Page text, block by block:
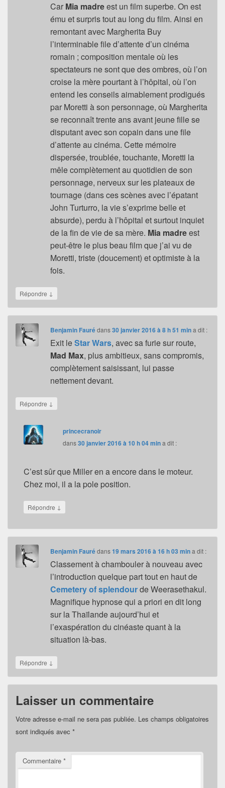
Car Mia madreest un film superbe. On est
ému et surpris tout au long du film. Ainsi en
remontant avec Margherita Buy
l’interminable file d’attente d’un cinéma
romain ; composition mentale où les
spectateurs ne sont que des ombres, où l’on
croise la mère pourtant à l’hôpital, où l’on
entend les conseils aimablement prodigués
par Moretti à son personnage, où Margherita
se reconnaît trente ans avant jeune fille se
disputant avec son copain dans une file
d’attente au cinéma. Cette mémoire
dispersée, troublée, touchante, Moretti la
mêle complètement au quotidien de son
personnage, nerveux sur les plateaux de
tournage (dans ces scènes avec l’épatant
John Turturro, la vie s’exprime belle et
absurde), perdu à l’hôpital et surtout inquiet
de la fin de vie de sa mère. Mia madreest
peut-être le plus beau film que j’ai vu de
Moretti, triste (doucement) et optimiste à la
fois.
Répondre ↓
Benjamin Faurédans30 janvier 2016 à 8 h 51 min a dit :
Exit leStar Wars, avec sa furie sur route,
Mad Max, plus ambitieux, sans compromis,
complètement saisissant, lui passe
nettement devant.
Répondre ↓
princecranoir
dans30 janvier 2016 à 10 h 04 mina dit :
C’est sûr que Miller en a encore dans le moteur.
Chez moi, il a la pole position.
Répondre ↓
Benjamin Faurédans19 mars 2016 à 16 h 03 min a dit :
Classement à chambouler à nouveau avec
l’introduction quelque part tout en haut de
Cemetery of splendourde Weerasethakul.
Magnifique hypnose qui a priori en dit long
sur la Thaïlande aujourd’hui et
l’exaspération du cinéaste quant à la
situation là-bas.
Répondre ↓
Laisser un commentaire
Votre adresse e-mail ne sera pas publiée. Les champs obligatoires
sont indiqués avec *
Commentaire *